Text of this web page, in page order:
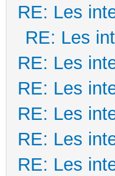
RE: Les
RE: Les
RE: Les
RE: Les
RE: Les
RE: Les
RE: Les